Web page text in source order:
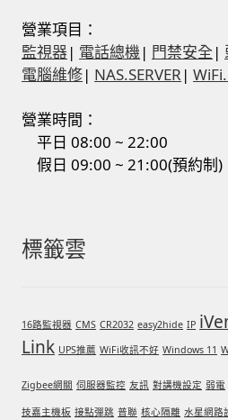
營業項目：
監視器| 電話總機| 門禁安全 |
電腦維修| NAS.SERVER |
營業時間：
平日 08:00 ~ 22:00
假日 09:00 ~ 21:00(預約制)
標籤雲
16路監視器 CMS CR2032 easy2hide IP
Link UPS推薦 WiFi收訊不好 Windows 11
Zigbee網關 伺服器監控 友訊 對講機設定 弱電
技嘉主機板 接點彈跳 普聯 核心隔離 水星網路